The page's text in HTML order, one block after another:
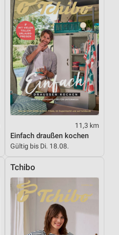
11,3 km
Einfach draußen kochen
Gültig bis Di. 18.08.
Tchibo